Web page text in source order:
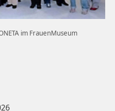
im FrauenMuseum